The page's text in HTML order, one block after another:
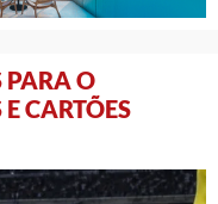
PARA O
CARTÕES